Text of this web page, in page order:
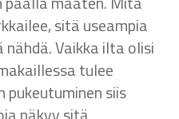
sitä useampia
Vaikka ilta olisi
tulee
pukeutuminen siis